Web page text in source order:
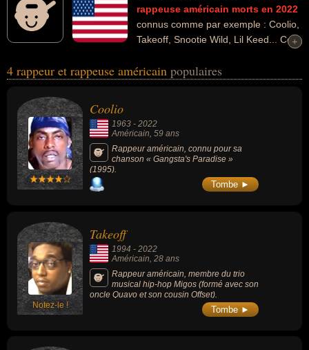
rappeuse américain morts en 2022
connus comme par exemple : Coolio,
Takeoff, Snootie Wild, Lil Keed... Ces
l'art, du cinéma, de la musique ou du rap. Ces célébrités peuvent
musicien, producteur, producteur de musique, compositeur ou
compositeur de rap.
+
+
4 rappeur et rappeuse américain populaires
Coolio
1963 - 2022
Américain, 59 ans
Rappeur américain, connu pour sa
chanson « Gangsta's Paradise »
(1995).
Tombe ►
Notez-le !
Takeoff
1994 - 2022
Américain , 28 ans
Rappeur américain, membre du trio
musical hip-hop Migos (formé avec son
oncle Quavo et son cousin Offset).
Tombe ►